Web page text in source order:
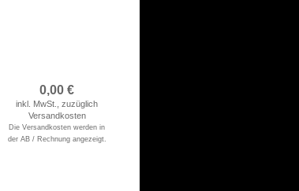
0,00 €
inkl. MwSt., zuzüglich
Versandkosten
Die Versandkosten werden in
der AB / Rechnung angezeigt.